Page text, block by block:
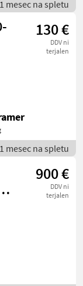
1 mesec na spletu
130 €
DDV ni
terjalen
1 mesec na spletu
900 €
DDV ni
terjalen